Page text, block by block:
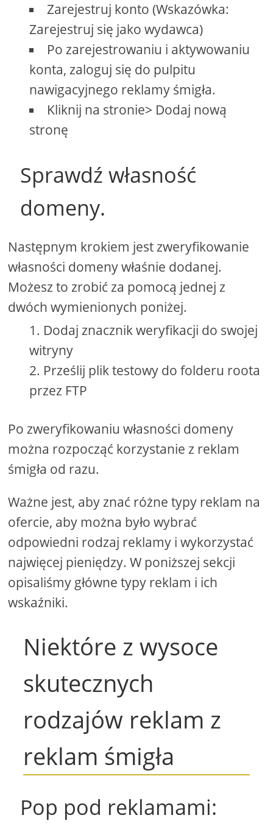
Zarejestruj konto (Wskazówka:
Zarejestruj się jako wydawca)
Po zarejestrowaniu i aktywowaniu
konta, zaloguj się do pulpitu
nawigacyjnego reklamy śmigła.
Kliknij na stronie> Dodaj nową
stronę
Sprawdź własność
domeny.
Następnym krokiem jest zweryfikowanie
własności domeny właśnie dodanej.
Możesz to zrobić za pomocą jednej z
dwóch wymienionych poniżej.
Dodaj znacznik weryfikacji do swojej
witryny
Prześlij plik testowy do folderu roota
przez FTP
Po zweryfikowaniu własności domeny
można rozpocząć korzystanie z reklam
śmigła od razu.
Ważne jest, aby znać różne typy reklam na
ofercie, aby można było wybrać
odpowiedni rodzaj reklamy i wykorzystać
najwięcej pieniędzy. W poniższej sekcji
opisaliśmy główne typy reklam i ich
wskaźniki.
Niektóre z wysoce
skutecznych
rodzajów reklam z
reklam śmigła
Pop pod reklamami: